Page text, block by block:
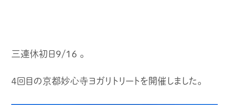
三連休初日9/16 。
4回目の京都妙心寺ヨガリトリートを開催しました。